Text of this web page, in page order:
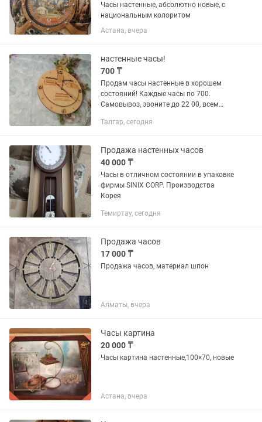
Часы настенные, абсолютно новые, с
национальным колоритом
Астана, вчера
настенные часы!
700 ₸
Продам часы настенные в хорошем
состояний! Каждые часы по 700.
Самовывоз, звоните до 22 00, всем
Талгар, сегодня
Продажа настенных часов
40 000 ₸
Часы в отличном состоянии в упаковке
фирмы SINIX CORP. Производства
Корея
Темиртау, сегодня
Продажа часов
17 000 ₸
Продажа часов, материал шпон
Алматы, вчера
Часы картина
20 000 ₸
Часы картина настенные,100×70, новые
Астана, вчера